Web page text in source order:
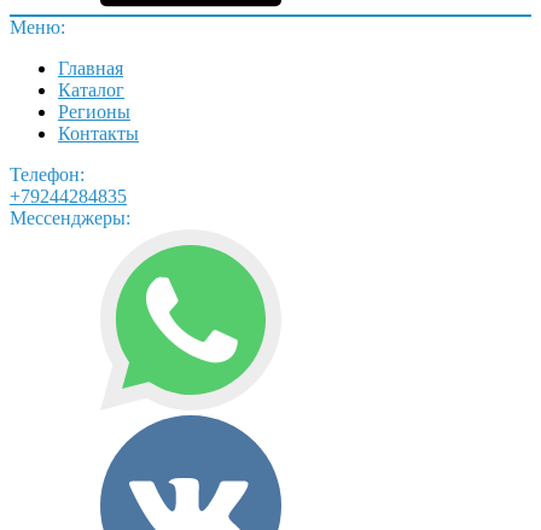
Меню:
Главная
Каталог
Регионы
Контакты
Телефон:
+79244284835
Мессенджеры: